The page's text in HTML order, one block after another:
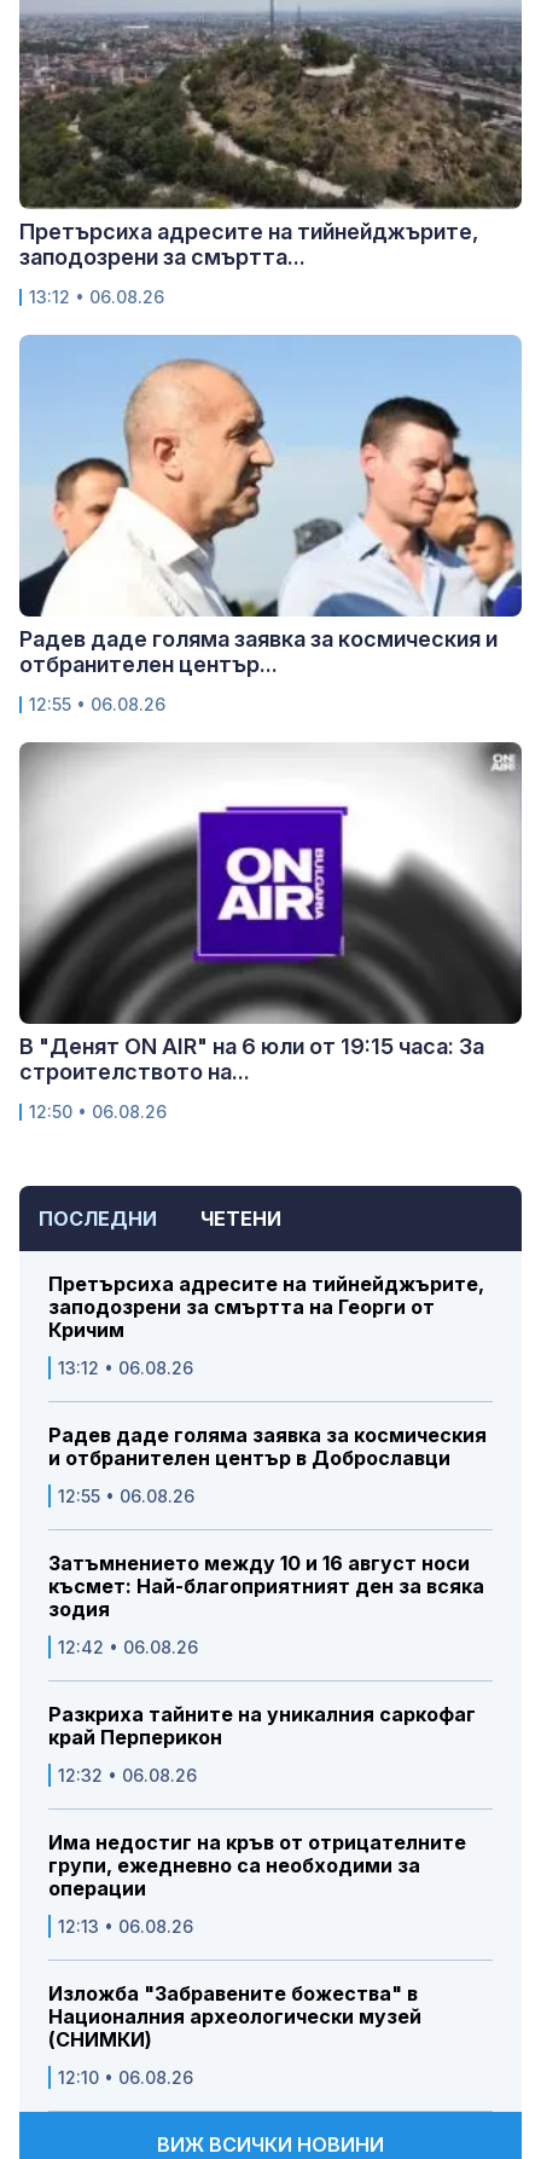
ПОСЛЕДНИ ЧЕТЕНИ
Претърсиха адресите на тийнейджърите,
заподозрени за смъртта на Георги от
Кричим
13:12 • 06.08.26
Радев даде голяма заявка за космическия
и отбранителен център в Доброславци
12:55 • 06.08.26
Затъмнението между 10 и 16 август носи
късмет: Най-благоприятният ден за всяка
зодия
12:42 • 06.08.26
Разкриха тайните на уникалния саркофаг
край Перперикон
12:32 • 06.08.26
Има недостиг на кръв от отрицателните
групи, ежедневно са необходими за
операции
12:13 • 06.08.26
Изложба "Забравените божества" в
Националния археологически музей
(СНИМКИ)
12:10 • 06.08.26
ВИЖ ВСИЧКИ НОВИНИ
Претърсиха адресите на тийнейджърите,
заподозрени за смъртта...
13:12 • 06.08.26
Радев даде голяма заявка за космическия и
отбранителен център...
12:55 • 06.08.26
В "Денят ON AIR" на 6 юли от 19:15 часа: За
строителството на...
12:50 • 06.08.26